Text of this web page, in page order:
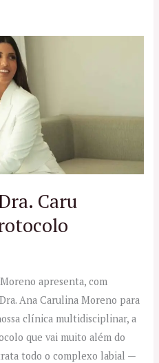
Caru
apresenta, com
Ana Carulina Moreno para
clínica multidisciplinar, a
que vai muito além do
todo o complexo labial —